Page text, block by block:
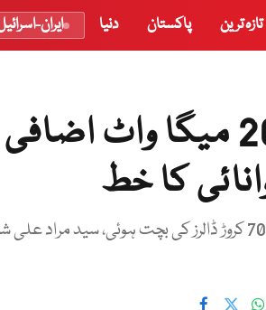
تازہ ترین پاکستان دنیا ایران-
کے الیکٹرک کو 200
کا خط
ہر سال تھر کول کی پیدا بجلی سے ملک کو 70 کروڑ ڈالرز کی